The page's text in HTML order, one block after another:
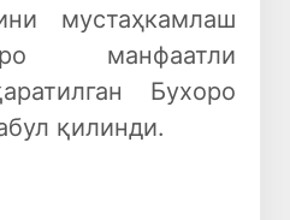
мустаҳкамлаш
манфаатли
Бухоро
қилинди.